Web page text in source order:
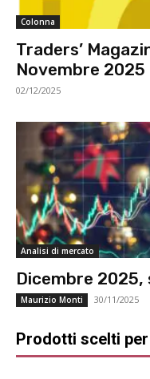
Colonna
Traders’
Novembre 2025
02/12/2025
Analisi di mercato
Dicembre 2025,
Maurizio Monti 30/11/2025
Prodotti scelti